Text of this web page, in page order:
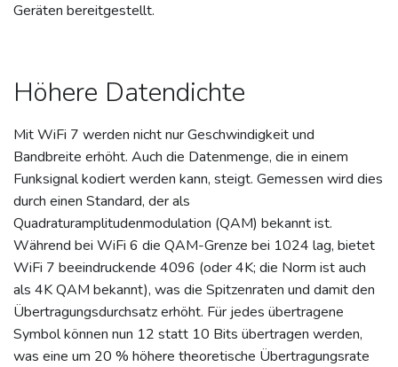
Geräten bereitgestellt.
Höhere Datendichte
Mit WiFi 7 werden nicht nur Geschwindigkeit und
Bandbreite erhöht. Auch die Datenmenge, die in einem
Funksignal kodiert werden kann, steigt. Gemessen wird dies
durch einen Standard, der als
Quadraturamplitudenmodulation (QAM) bekannt ist.
Während bei WiFi 6 die QAM-Grenze bei 1024 lag, bietet
WiFi 7 beeindruckende 4096 (oder 4K; die Norm ist auch
als 4K QAM bekannt), was die Spitzenraten und damit den
Übertragungsdurchsatz erhöht. Für jedes übertragene
Symbol können nun 12 statt 10 Bits übertragen werden,
was eine um 20 % höhere theoretische Übertragungsrate